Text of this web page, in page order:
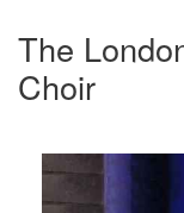
The
Choir